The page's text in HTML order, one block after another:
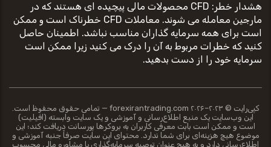
هشدار خطر: CFD محصولات مالی پیچیده ای هستند که در
مارجین معامله می شوند. معاملات CFD خطرناک است و ممکن
است برای همه سرمایه گذاران مناسب نباشد. اطمینان حاصل
کنید که خطرات مربوط به آن را درک می کنید زیرا ممکن است
سرمایه خود را از دست بدهید.
کپی‌رایت © ۲۰۲۳–۲۰۲۶ forexirantrading.com — تمامی حقوق محفوظ است.
این وب‌سایت یک منبع اطلاع‌رسانی و آموزشی و یک سایت وابسته (افیلیت)
است و ممکن است بابت معرفی کاربران به بروکرها پورسانت دریافت کند؛ این
موضوع هیچ هزینه‌ای برای شما ندارد. محتوای این سایت صرفاً جنبه آموزشی و
اطلاع‌رسانی دارد و به هیچ عنوان توصیه سرمایه‌گذاری یا مشاوره مالی محسوب